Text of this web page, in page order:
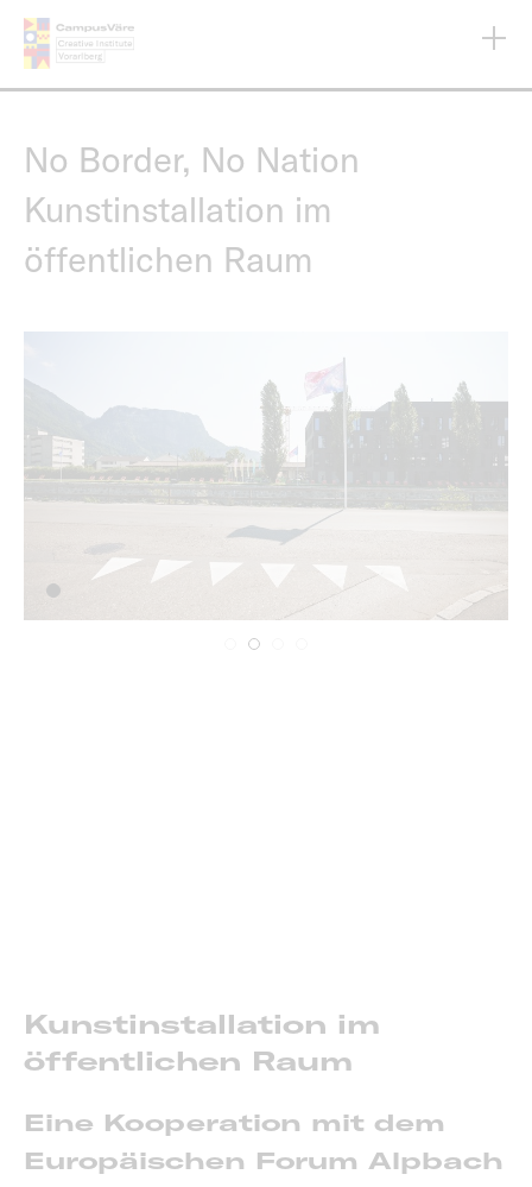
Inhalt
No Border, No Nation
Kunstinstallation im
öffentlichen Raum
Kunstinstallation im
öffentlichen Raum
Eine Kooperation mit dem
Europäischen Forum Alpbach